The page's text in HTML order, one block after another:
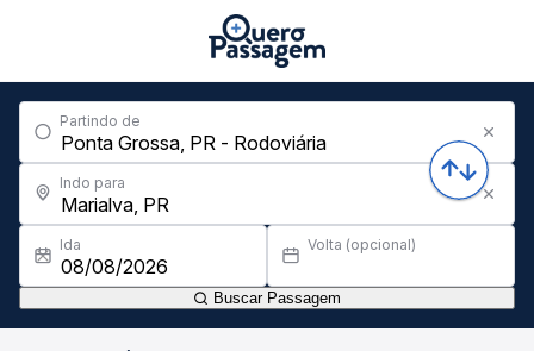
Partindo de
Indo para
Ida Volta (opcional)
Buscar Passagem